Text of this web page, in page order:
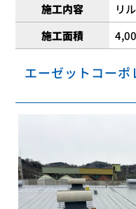
施工内容
リ
施工面積
エーゼットコー